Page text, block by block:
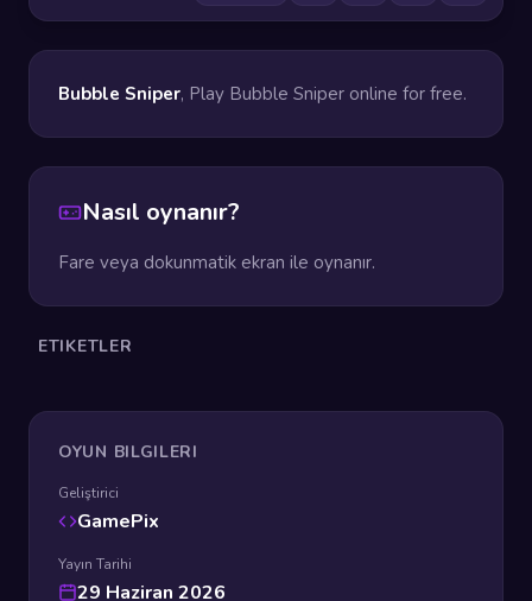
Bubble Sniper, Play Bubble Sniper online for free.
Nasıl oynanır?
Fare veya dokunmatik ekran ile oynanır.
ETIKETLER
OYUN BILGILERI
Geliştirici
GamePix
Yayın Tarihi
29 Haziran 2026